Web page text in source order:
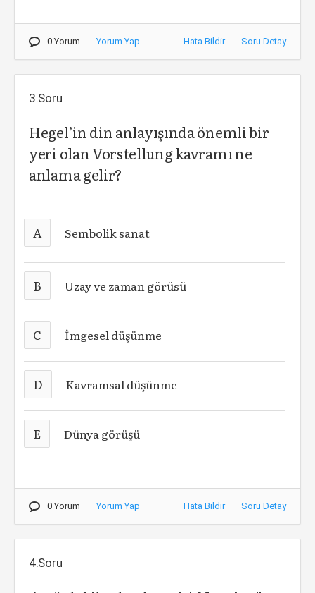
0 Yorum Yorum Yap Hata Bildir Soru Detay
3.Soru
Hegel’in din anlayışında önemli bir
yeri olan Vorstellung kavramı ne
anlama gelir?
A Sembolik sanat
B Uzay ve zaman görüsü
C İmgesel düşünme
D Kavramsal düşünme
E Dünya görüşü
0 Yorum Yorum Yap Hata Bildir Soru Detay
4.Soru